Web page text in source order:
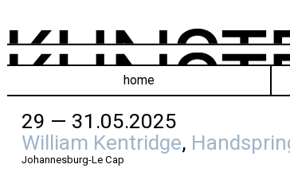
home
29 — 31.05.2025
William Kentridge,
Johannesburg-Le Cap